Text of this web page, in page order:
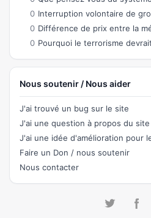
0 Interruption volontaire de
0 Différence de prix entre la
0 Pourquoi le terrorisme devrait
Nous soutenir / Nous aider
J'ai trouvé un bug sur le site
J'ai une question à propos du site
J'ai une idée d'amélioration pour
Faire un Don / nous soutenir
Nous contacter